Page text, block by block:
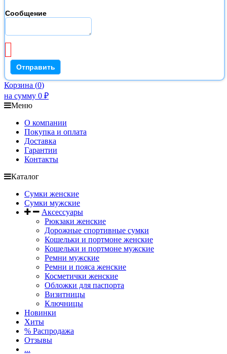
Сообщение
Корзина (0)
на сумму 0 ₽
Меню
О компании
Покупка и оплата
Доставка
Гарантии
Контакты
Каталог
Сумки женские
Сумки мужские
Аксессуары
Рюкзаки женские
Дорожные спортивные сумки
Кошельки и портмоне женские
Кошельки и портмоне мужские
Ремни мужские
Ремни и пояса женские
Косметички женские
Обложки для паспорта
Визитницы
Ключницы
Новинки
Хиты
% Распродажа
Отзывы
...